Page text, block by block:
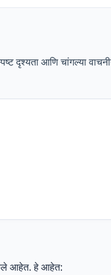
दृश्यता आणि चांगल्या
केले आहेत. हे आहेत: